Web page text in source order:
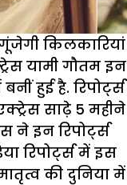
किलकारियां
यामी गौतम इन
हुई है. रिपोर्ट्स
साढ़े 5 महीने
ने इन रिपोर्ट्स
रिपोर्ट्स में इस
की दुनिया में